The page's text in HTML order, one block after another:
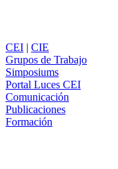
CEI | CIE
Grupos de Trabajo
Simposiums
Portal Luces CEI
Comunicación
Publicaciones
Formación